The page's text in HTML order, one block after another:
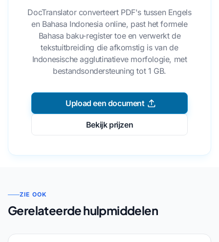
DocTranslator converteert PDF's tussen Engels
en Bahasa Indonesia online, past het formele
Bahasa baku-register toe en verwerkt de
tekstuitbreiding die afkomstig is van de
Indonesische agglutinatieve morfologie, met
bestandsondersteuning tot 1 GB.
Upload een document
Bekijk prijzen
ZIE OOK
Gerelateerde hulpmiddelen